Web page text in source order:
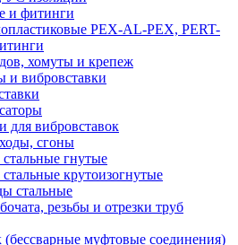
и фитинги
PEX-AL-PEX, PERT-
хомуты и крепеж
и вибровставки
для вибровставок
сгоны
гнутые
крутоизогнутые
стальные
резьбы и отрезки труб
(бессварные муфтовые соединения)